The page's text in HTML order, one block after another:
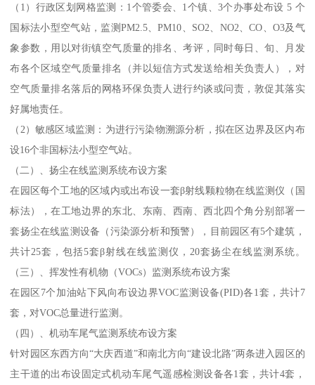
（1）行政区划网格监测：1个管委会、1个镇、3个办事处布设 5 个
国标法小型空气站，监测PM2.5、PM10、SO2、NO2、CO、O3及气
象参数，用以对街镇空气质量的排名、考评，同时每日、旬、月发
布各个区域空气质量排名（并以短信方式发送给相关负责人），对
空气质量排名落后的网格环保负责人进行约谈或问责，敦促其落实
好属地责任。
（2）敏感区域监测：为进行污染物溯源分析，拟在区边界及区内布
设16个非国标法小型空气站。
（二）、扬尘在线监测系统布设方案
在园区每个工地的区域内或出布设一套β射线颗粒物在线监测仪（国
标法），在工地边界的东北、东南、西南、西北四个角分别部署一
套扬尘在线监测设备（污染源分析和预警），目前园区有5个建筑，
共计25套，包括5套β射线在线监测仪，20套扬尘在线监测系统。
（三）、挥发性有机物（VOCs）监测系统布设方案
在园区7个加油站下风向布设边界VOC监测设备(PID)各1套，共计7
套，对VOC总量进行监测。
（四）、机动车尾气监测系统布设方案
针对园区东西方向“大庆西道”和南北方向“建设北路”两条进入园区的
主干道的出布设固定式机动车尾气遥感检测设备各1套，共计4套，